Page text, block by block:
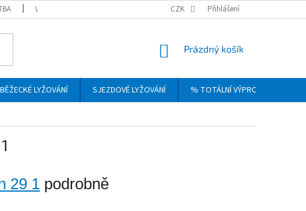
VRÁCENÍ, VÝMĚNA A REKLAMACE ZBOŽÍ OBCHODNÍ PODMÍNKY
CZK Přihlášení
NÁKUPNÍ
Prázdný košík
BĚŽECKÉ LYŽOVÁNÍ SJEZDOVÉ LYŽOVÁNÍ % TOTÁLNÍ VÝPRODEJ
29 1 podrobně